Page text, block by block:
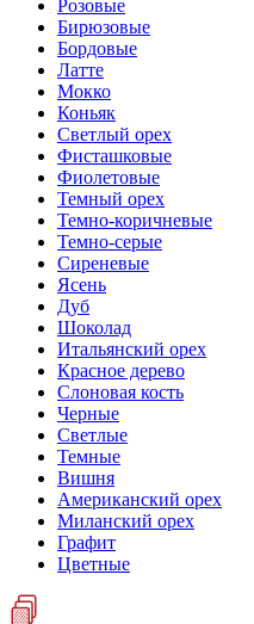
Розовые
Бирюзовые
Бордовые
Латте
Мокко
Коньяк
Светлый орех
Фисташковые
Фиолетовые
Темный орех
Темно-коричневые
Темно-серые
Сиреневые
Ясень
Дуб
Шоколад
Итальянский орех
Красное дерево
Слоновая кость
Черные
Светлые
Темные
Вишня
Американский орех
Миланский орех
Графит
Цветные